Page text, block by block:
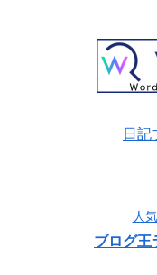
日記
人
ブログ王